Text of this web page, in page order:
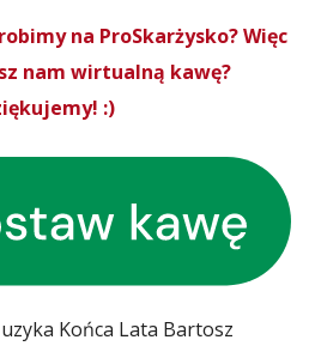
na ProSkarżysko? Więc
nam wirtualną kawę?
:)
Końca Lata Bartosz